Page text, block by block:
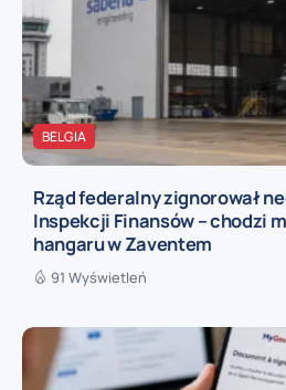
BELGIA
Rząd federalny zignorował
Inspekcji Finansów – chodzi
hangaru w Zaventem
91 Wyświetleń